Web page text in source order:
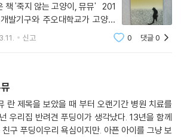
' 201
발기구와 주오대학교가 고양이
된 '혈청 알부민'을 분말 형태로
신고 0 댓글0
란 제목을 보았을 때 부터 오랜기간 병원 치료를
우리집 반려견 푸딩이가 생각났다. 13년을 함께
구 푸딩이우리 욕심이지만. 아픈 아이를 그냥 보